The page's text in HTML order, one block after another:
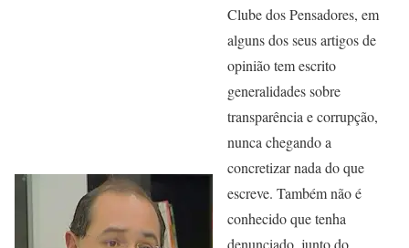
Clube dos Pensadores, em
alguns dos seus artigos de
opinião tem escrito
generalidades sobre
transparência e corrupção,
nunca chegando a
concretizar nada do que
escreve. Também não é
conhecido que tenha
denunciado, junto do